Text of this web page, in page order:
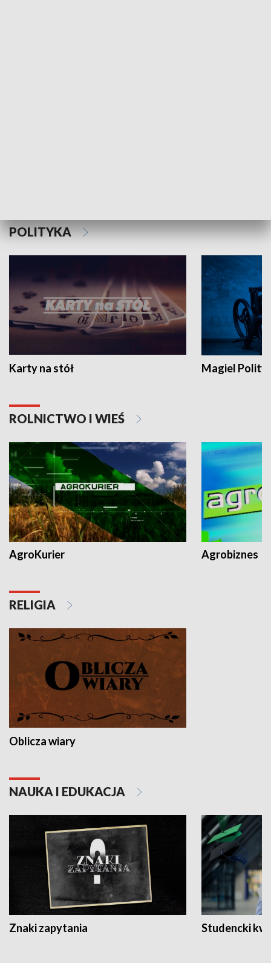
POLITYKA
Karty na stół Magiel
ROLNICTWO I WIEŚ
AgroKurier Agrobiznes
RELIGIA
Oblicza wiary
NAUKA I EDUKACJA
Znaki zapytania Studencki